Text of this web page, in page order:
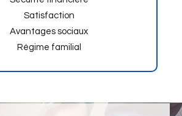
Satisfaction
Avantages sociaux
Régime familial